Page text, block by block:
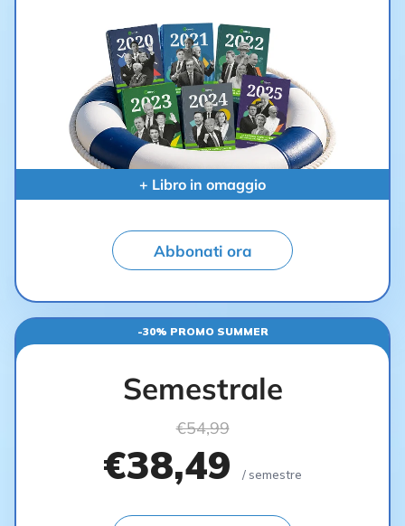
+ Libro in omaggio
Abbonati ora
-30% PROMO SUMMER
Semestrale
€54,99
€38,49 / semestre